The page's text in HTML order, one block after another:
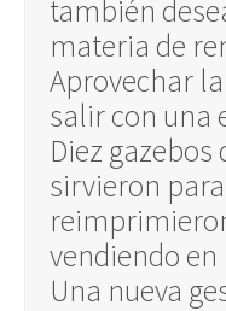
también
materia de
Aprovechar
salir con una
Diez
sirvieron
vendiendo
Una nueva